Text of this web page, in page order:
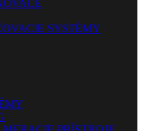
SYSTÉMY